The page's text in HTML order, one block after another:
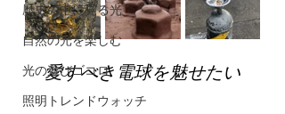
歴史の中に見る光
自然の光を楽しむ
光の遊びゴコロ
照明トレンドウォッチ
愛すべき電球を魅せたい